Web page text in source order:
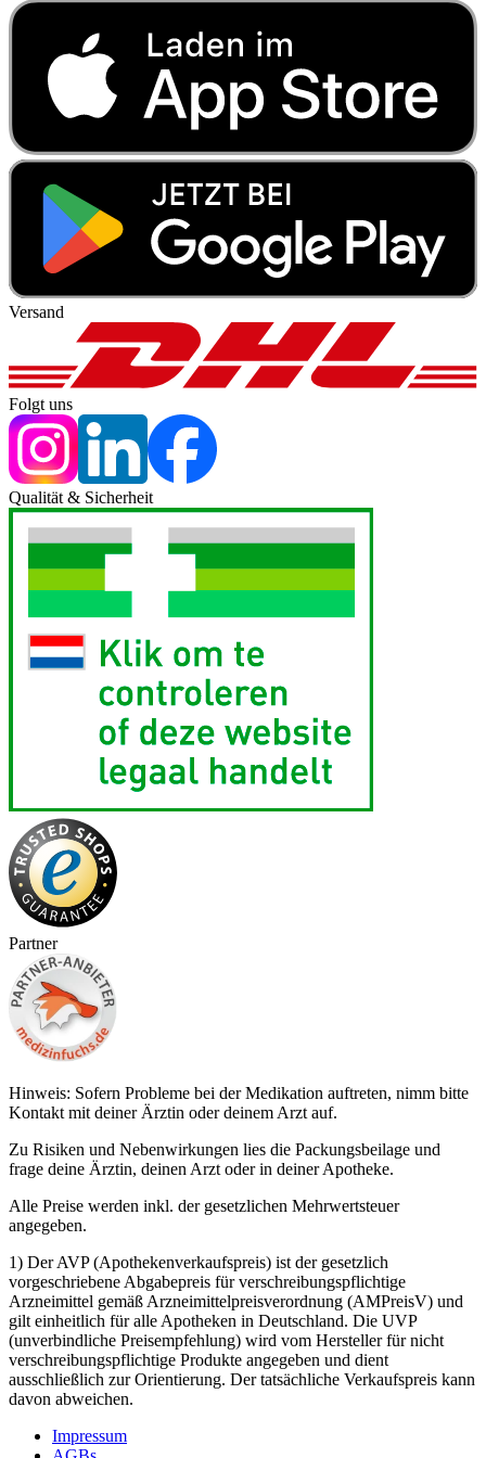
Versand
Folgt uns
Qualität & Sicherheit
Partner
Hinweis: Sofern Probleme bei der Medikation auftreten, nimm bitte
Kontakt mit deiner Ärztin oder deinem Arzt auf.
Zu Risiken und Nebenwirkungen lies die Packungsbeilage und
frage deine Ärztin, deinen Arzt oder in deiner Apotheke.
Alle Preise werden inkl. der gesetzlichen Mehrwertsteuer
angegeben.
1) Der AVP (Apothekenverkaufspreis) ist der gesetzlich
vorgeschriebene Abgabepreis für verschreibungspflichtige
Arzneimittel gemäß Arzneimittelpreisverordnung (AMPreisV) und
gilt einheitlich für alle Apotheken in Deutschland. Die UVP
(unverbindliche Preisempfehlung) wird vom Hersteller für nicht
verschreibungspflichtige Produkte angegeben und dient
ausschließlich zur Orientierung. Der tatsächliche Verkaufspreis kann
davon abweichen.
Impressum